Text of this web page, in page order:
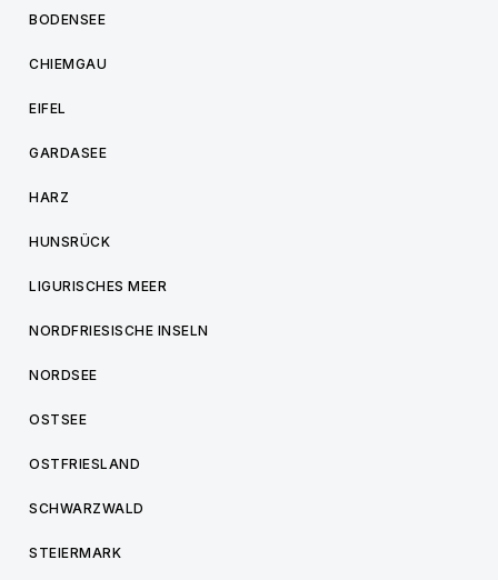
BODENSEE
CHIEMGAU
EIFEL
GARDASEE
HARZ
HUNSRÜCK
LIGURISCHES MEER
NORDFRIESISCHE INSELN
NORDSEE
OSTSEE
OSTFRIESLAND
SCHWARZWALD
STEIERMARK